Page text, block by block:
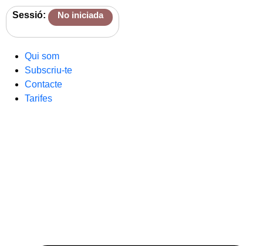
Sessió: No iniciada
Qui som
Subscriu-te
Contacte
Tarifes